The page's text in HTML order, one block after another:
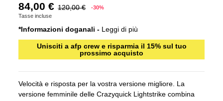
84,00 € 120,00 €
-30%
Tasse incluse
*Informazioni doganali - Leggi di più
Unisciti a afp crew e risparmia il 15% sul tuo
prossimo acquisto
Velocità e risposta per la vostra versione migliore. La
versione femminile delle Crazyquick Lightstrike combina